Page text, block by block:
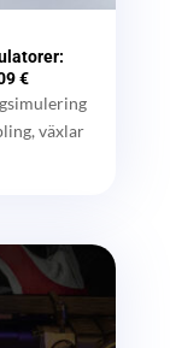
€
växlar